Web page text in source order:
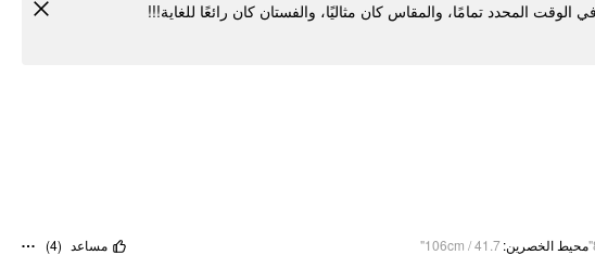
المحدد تمامًا، والمقاس كان مثاليًا، والفستان كان رائعًا للغاية!!!
محيط الخصرين:
106cm / 41.7" مساعد (
4
)